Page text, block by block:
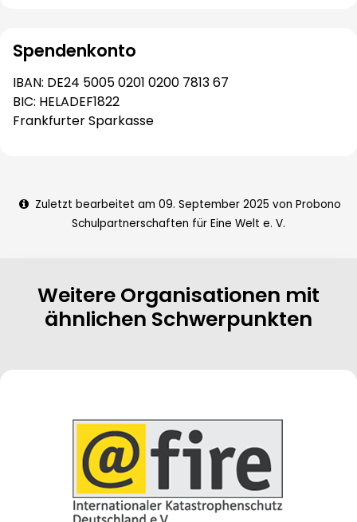
Spendenkonto
IBAN: DE24 5005 0201 0200 7813 67
BIC: HELADEF1822
Frankfurter Sparkasse
Zuletzt bearbeitet am 09. September 2025 von Probono
Schulpartnerschaften für Eine Welt e. V.
Weitere Organisationen mit
ähnlichen Schwerpunkten